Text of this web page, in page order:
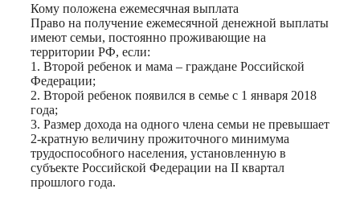
Кому положена ежемесячная выплата
Право на получение ежемесячной денежной выплаты
имеют семьи, постоянно проживающие на
территории РФ, если:
1. Второй ребенок и мама – граждане Российской
Федерации;
2. Второй ребенок появился в семье с 1 января 2018
года;
3. Размер дохода на одного члена семьи не превышает
2-кратную величину прожиточного минимума
трудоспособного населения, установленную в
субъекте Российской Федерации на II квартал
прошлого года.